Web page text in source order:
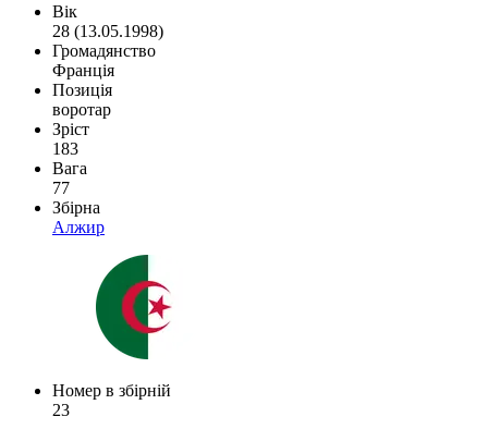
Вік
28 (13.05.1998)
Громадянство
Франція
Позиція
воротар
Зріст
183
Вага
77
Збірна
Алжир
Номер в збірній
23